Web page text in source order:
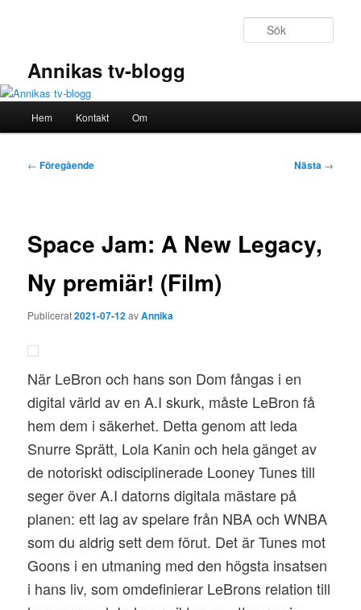
Annikas tv-blogg
Hem Kontakt Om
Inläggsnavigering
← Föregående Nästa →
Space Jam: A New Legacy,
Ny premiär! (Film)
Publicerat2021-07-12avAnnika
När LeBron och hans son Dom fångas i en
digital värld av en A.I skurk, måste LeBron få
hem dem i säkerhet. Detta genom att leda
Snurre Sprätt, Lola Kanin och hela gänget av
de notoriskt odisciplinerade Looney Tunes till
seger över A.I datorns digitala mästare på
planen: ett lag av spelare från NBA och WNBA
som du aldrig sett dem förut. Det är Tunes mot
Goons i en utmaning med den högsta insatsen
i hans liv, som omdefinierar LeBrons relation till